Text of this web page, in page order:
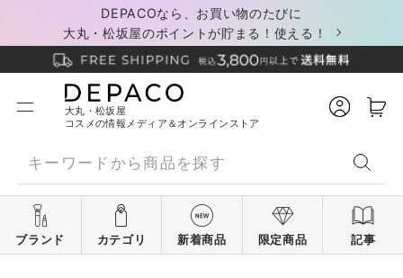
DEPACOなら、お買い物のたびに
大丸・松坂屋のポイントが貯まる！使える！
大丸・松坂屋
コスメの情報メディア＆オンラインストア
ブランド カテゴリ 新着商品 限定商品 記事